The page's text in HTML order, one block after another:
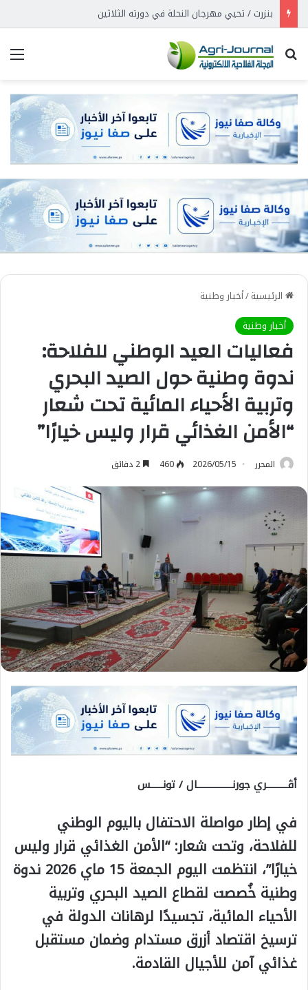
بنزرت / تحيي مهرجان النحلة في دورته الثلاثين
بحث عن
الرئيسية/أخبار وطنية
أخبار وطنية
فعاليات العيد الوطني للفلاحة:
ندوة وطنية حول الصيد البحري
وتربية الأحياء المائية تحت شعار
“الأمن الغذائي قرار وليس خيارًا”
المحرر 2026/05/15
460
أڨــــــــــري جورنـــــــــــــــــال / تونــــــس
في إطار مواصلة الاحتفال باليوم الوطني
للفلاحة، وتحت شعار: “الأمن الغذائي قرار وليس
خيارًا”، انتظمت اليوم الجمعة 15 ماي 2026 ندوة
وطنية خُصصت لقطاع الصيد البحري وتربية
الأحياء المائية، تجسيدًا لرهانات الدولة في
ترسيخ اقتصاد أزرق مستدام وضمان مستقبل
غذائي آمن للأجيال القادمة.